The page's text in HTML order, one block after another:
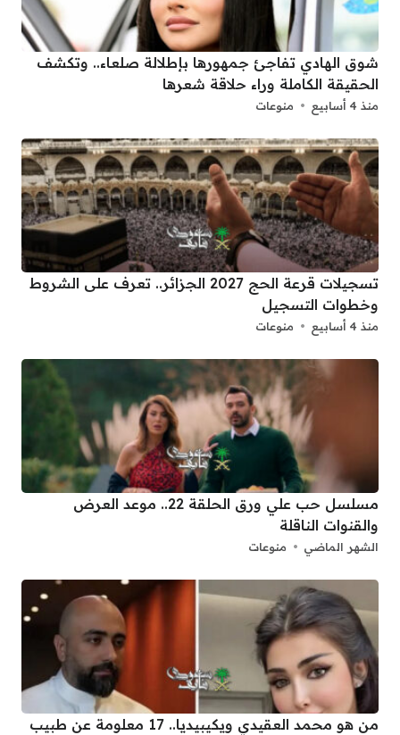
شوق الهادي تفاجئ جمهورها بإطلالة صلعاء.. وتكشف
الحقيقة الكاملة وراء حلاقة شعرها
منذ 4 أسابيع منوعات
تسجيلات قرعة الحج 2027 الجزائر.. تعرف على الشروط
وخطوات التسجيل
منذ 4 أسابيع منوعات
مسلسل حب علي ورق الحلقة 22.. موعد العرض
والقنوات الناقلة
الشهر الماضي منوعات
من هو محمد العقيدي ويكيبيديا.. 17 معلومة عن طبيب